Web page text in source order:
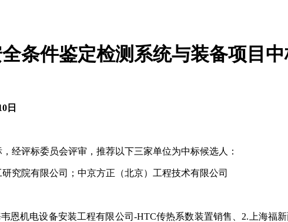
条件鉴定检测系统与装备项目
日
经评标委员会评审，推荐以下三家单位为中标候选人：
究院有限公司；中京方正（北京）工程技术有限公司
恩机电设备安装工程有限公司-HTC传热系数装置销售、2.上海